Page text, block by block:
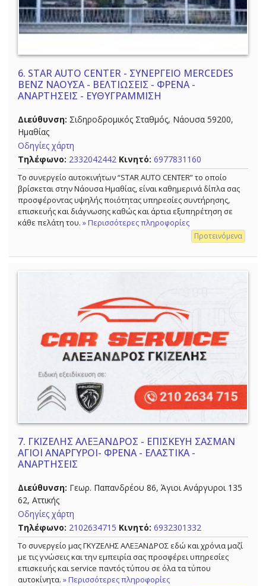
6. STAR AUTO CENTER - ΣΥΝΕΡΓΕΙΟ MERCEDES
BENZ ΝΑΟΥΣΑ - ΒΕΛΤΙΩΣΕΙΣ - ΦΡΕΝΑ -
ΑΝΑΡΤΗΣΕΙΣ - ΕΥΘΥΓΡΑΜΜΙΣΗ
Διεύθυνση: Σιδηροδρομικός Σταθμός, Νάουσα 59200,
Ημαθίας
Οδηγίες χάρτη
Τηλέφωνο: 2332042442 Κινητό: 6977831160
Tο συνεργείο αυτοκινήτων “STAR AUTO CENTER” το οποίο
βρίσκεται στην Νάουσα Ημαθίας, είναι καθημερινά δίπλα σας
προσφέροντας υψηλής ποιότητας υπηρεσίες συντήρησης,
επισκευής και διάγνωσης καθώς και άρτια εξυπηρέτηση σε
κάθε πελάτη του. » Περισσότερες πληροφορίες
Προτεινόμενα
7. ΓΚΙΖΕΛΗΣ ΑΛΕΞΑΝΔΡΟΣ - ΕΠΙΣΚΕΥΗ ΣΑΣΜΑΝ
ΑΓΙΟΙ ΑΝΑΡΓΥΡΟΙ- ΦΡΕΝΑ - ΕΛΑΣΤΙΚΑ -
ΑΝΑΡΤΗΣΕΙΣ
Διεύθυνση: Γεωρ. Παπανδρέου 86, Άγιοι Ανάργυροι 135
62, Αττικής
Οδηγίες χάρτη
Τηλέφωνο: 2102634715 Κινητό: 6932301332
Το συνεργείο μας ΓΚΥΖΕΛΗΣ ΑΛΕΞΑΝΔΡΟΣ εδώ και χρόνια μαζί
με τις γνώσεις και την εμπειρία σας προσφέρει υπηρεσίες
επισκευής και service παντός τύπου σε όλα τα τύπου
αυτοκίνητα. » Περισσότερες πληροφορίες